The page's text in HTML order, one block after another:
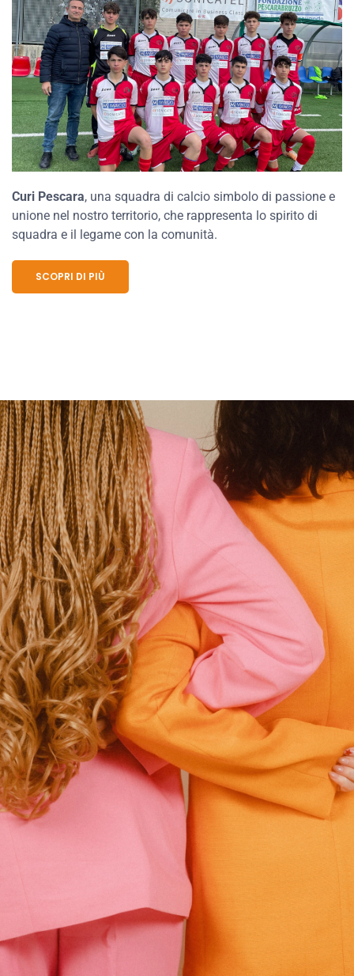
Curi Pescara, una squadra di calcio simbolo di passione e
unione nel nostro territorio, che rappresenta lo spirito di
squadra e il legame con la comunità.
SCOPRI DI PIÙ